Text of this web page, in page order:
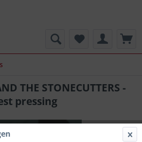
THE STONECUTTERS -
pressing